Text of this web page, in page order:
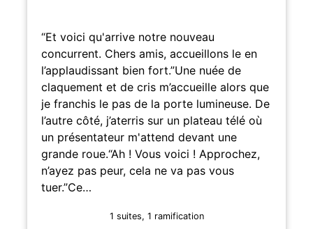
“Et voici qu'arrive notre nouveau
concurrent. Chers amis, accueillons le en
l’applaudissant bien fort.”Une nuée de
claquement et de cris m’accueille alors que
je franchis le pas de la porte lumineuse. De
l’autre côté, j’aterris sur un plateau télé où
un présentateur m'attend devant une
grande roue.“Ah ! Vous voici ! Approchez,
n’ayez pas peur, cela ne va pas vous
tuer.”Ce…
1 suites, 1 ramification